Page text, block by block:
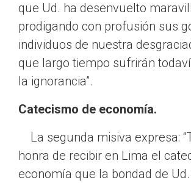
que Ud. ha desenvuelto
prodigando con profusión sus
individuos de nuestra
que largo tiempo sufrirán
la ignorancia”.
Catecismo de economía.
La segunda misiva expresa:
honra de recibir en Lima el
economía que la bondad de